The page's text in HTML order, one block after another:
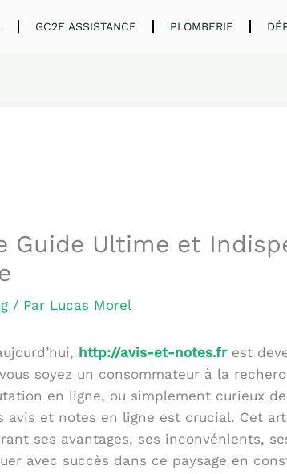
GC2E ASSISTANCE PLOMBERIE
Guide Ultime et
/ Par Lucas Morel
http://avis-et-notes.frest
soyez un consommateur à la
en ligne, ou simplement curieux
et notes en ligne est crucial. Cet
ses avantages, ses inconvénients,
avec succès dans ce paysage en